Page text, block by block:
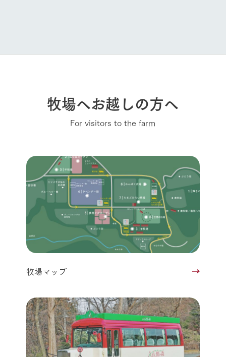
牧場へお越しの方へ
For visitors to the farm
牧場マップ